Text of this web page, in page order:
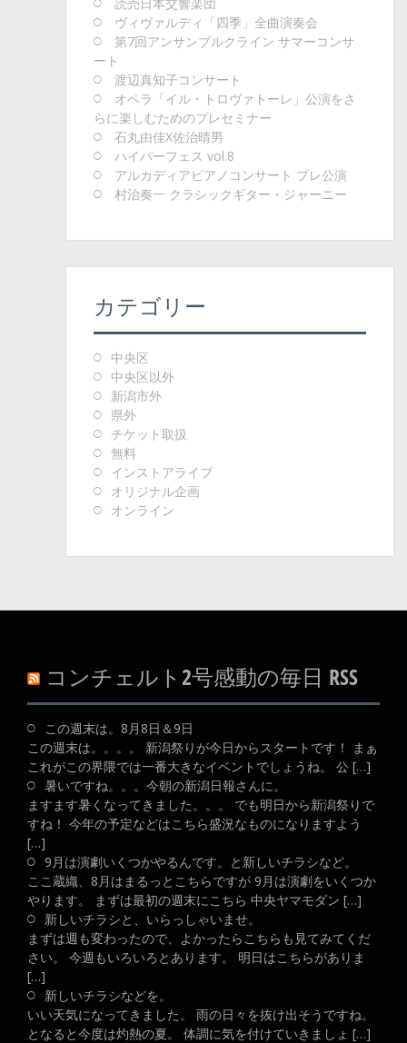
ヴィヴァルディ「四季」全曲演奏会
第7回アンサンブルクライン サマーコンサ
ート
渡辺真知子コンサート
オペラ「イル・トロヴァトーレ」公演をさ
らに楽しむためのプレセミナー
石丸由佳X佐治晴男
ハイパーフェス vol.8
アルカディアピアノコンサート プレ公演
村治奏一 クラシックギター・ジャーニー
カテゴリー
中央区
中央区以外
新潟市外
県外
チケット取扱
無料
インストアライブ
オリジナル企画
オンライン
コンチェルト2号感動の毎日 RSS
この週末は。8月8日＆9日
この週末は。。。。 新潟祭りが今日からスタートです！ まぁ
これがこの界隈では一番大きなイベントでしょうね。 公 […]
暑いですね。。。今朝の新潟日報さんに。
ますます暑くなってきました。。。 でも明日から新潟祭りで
すね！ 今年の予定などはこちら盛況なものになりますよう
[…]
9月は演劇いくつかやるんです。と新しいチラシなど。
ここ蔵織、8月はまるっとこちらですが 9月は演劇をいくつか
やります。 まずは最初の週末にこちら 中央ヤマモダン […]
新しいチラシと、いらっしゃいませ。
まずは週も変わったので、よかったらこちらも見てみてくだ
さい。 今週もいろいろとあります。 明日はこちらがありま
[…]
新しいチラシなどを。
いい天気になってきました。 雨の日々を抜け出そうですね。
となると今度は灼熱の夏。 体調に気を付けていきましょ […]